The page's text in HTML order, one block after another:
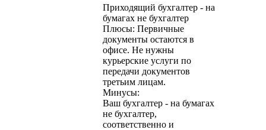
Приходящий бухгалтер - на
бумагах не бухгалтер
Плюсы: Первичные
документы остаются в
офисе. Не нужны
курьерские услуги по
передачи документов
третьим лицам.
Минусы:
Ваш бухгалтер - на бумагах
не бухгалтер,
соответственно и